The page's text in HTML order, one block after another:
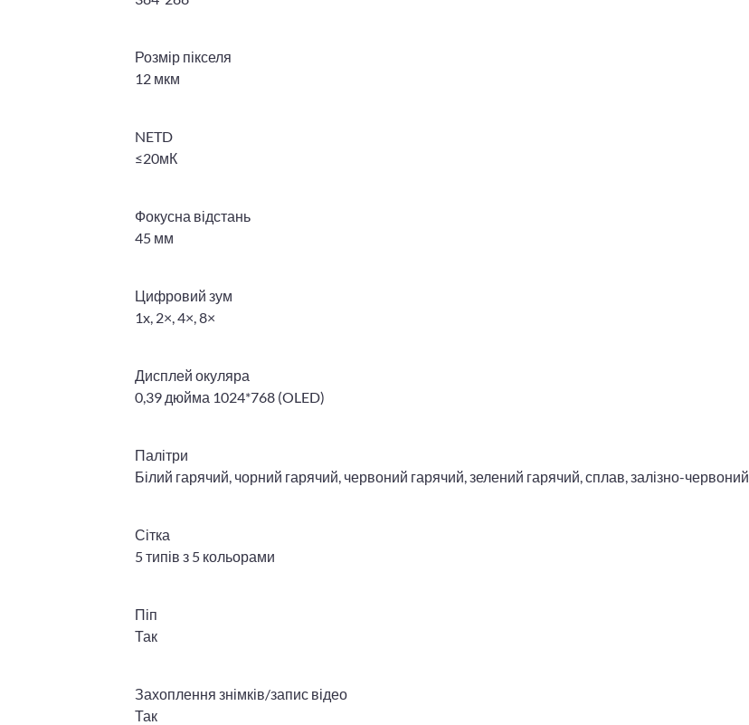
Розмір пікселя
12 мкм
NETD
≤20мК
Фокусна відстань
45 мм
Цифровий зум
1x, 2×, 4×, 8×
Дисплей окуляра
0,39 дюйма 1024*768 (OLED)
Палітри
Білий гарячий, чорний гарячий, червоний гарячий, зелений гарячий, сплав, залізно-червоний
Сітка
5 типів з 5 кольорами
Піп
Так
Захоплення знімків/запис відео
Так